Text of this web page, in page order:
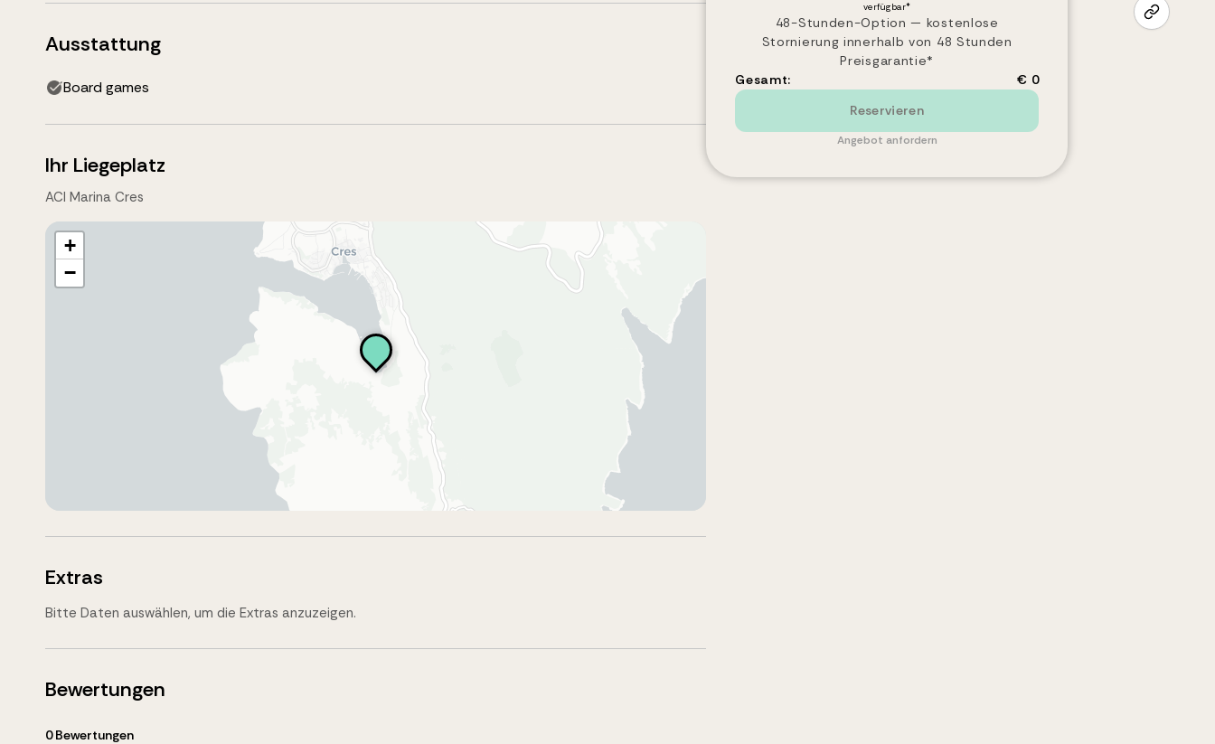
Ausstattung
Board games
Ihr Liegeplatz
ACI Marina Cres
+
−
Extras
Bitte Daten auswählen, um die Extras anzuzeigen.
Bewertungen
0 Bewertungen
verfügbar*
48-Stunden-Option — kostenlose
Stornierung innerhalb von 48 Stunden
Preisgarantie*
Gesamt:
€ 0
Reservieren
Angebot anfordern